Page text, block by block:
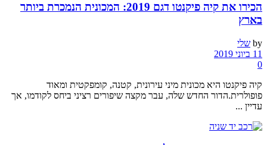
הכירו את קיה פיקנטו דגם 2019: המכונית הנמכרת ביותר
בארץ
by שלי
11 ביוני 2019
0
קיה פיקנטו היא מכונית מיני עירונית, קטנה, קומפקטית ומאוד
פופולרית.הדור החדש שלה, עבר מקצה שיפורים רציני ביחס לקודמו, אך
עדיין ...